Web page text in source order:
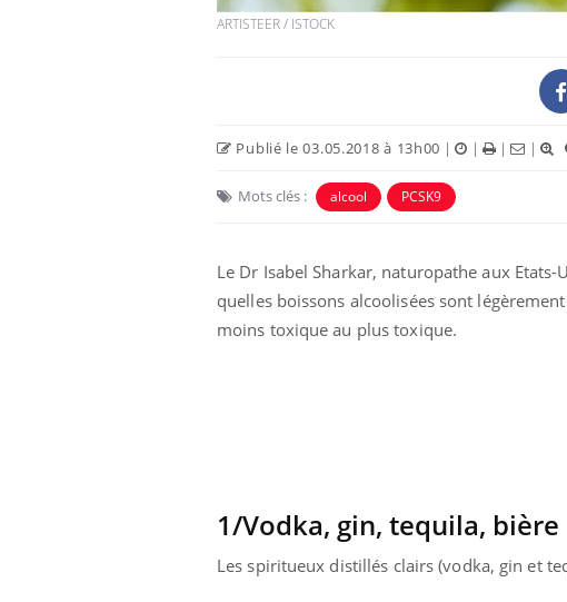
ARTISTEER / ISTOCK
Publié le 03.05.2018 à 13h00 | | | |
Mots clés : alcool PCSK9
Le Dr Isabel Sharkar, naturopathe aux Etats-
quelles boissons alcoolisées sont
moins toxique au plus toxique.
1/Vodka, gin, tequila, bière
Les spiritueux distillés clairs (vodka, gin et
Eczéma Chronique des Mains :
expliquer ma maladieYoutube
Il y a des sujets qui sont faciles à aborder...
Youtube
Carence
prévenir